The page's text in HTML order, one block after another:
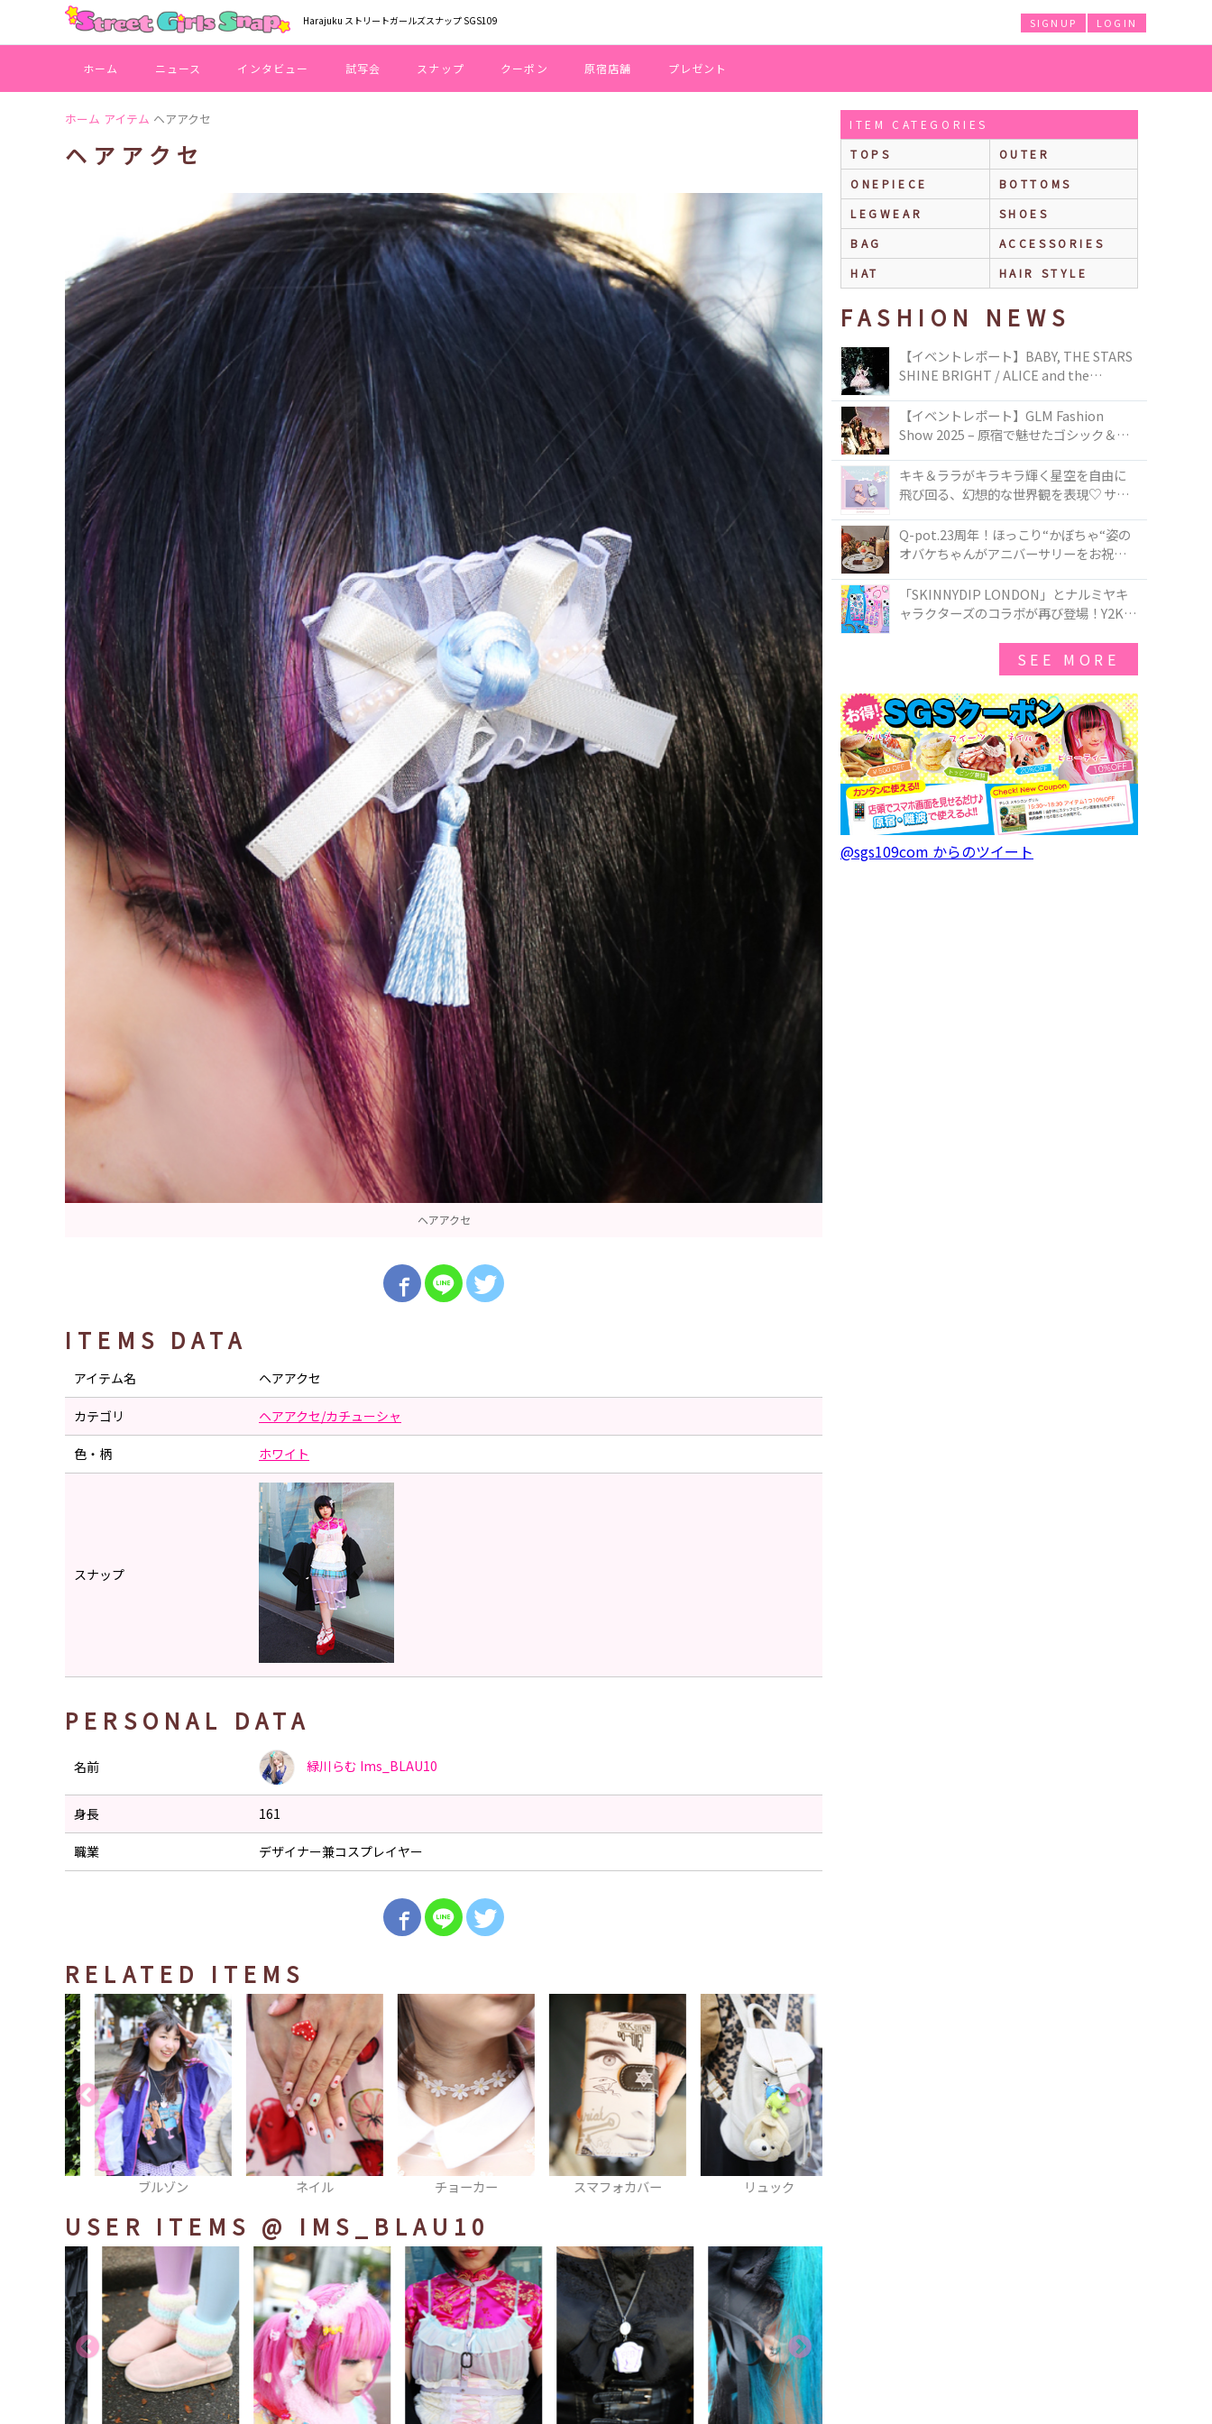
Harajuku ストリートガールズスナップ SGS109 LOGIN
SIGNUP
ホーム ニュース インタビュー 試写会 スナップ クーポン 原宿店舗 プレゼント
ホーム アイテム ヘアアクセ
ヘアアクセ
ヘアアクセ
ITEMS DATA
アイテム名 ヘアアクセ
カテゴリ ヘアアクセ/カチューシャ
色・柄 ホワイト
スナップ
PERSONAL DATA
名前 緑川らむ Ims_BLAU10
身長 161
職業 デザイナー兼コスプレイヤー
RELATED ITEMS
ブルゾン ネイル チョーカー スマフォカバー リュック
USER ITEMS @ IMS_BLAU10
ITEM CATEGORIES
TOPS
OUTER
ONEPIECE
BOTTOMS
LEGWEAR
SHOES
BAG
ACCESSORIES
HAT
HAIR STYLE
FASHION NEWS
【イベントレポート】BABY, THE STARS
SHINE BRIGHT / ALICE and the
TOKYO
【イベントレポート】GLM Fashion
Show 2025 – 原宿で魅せたゴシック＆ロ
キキ＆ララがキラキラ輝く星空を自由に
飛び回る、幻想的な世界観を表現♡ サマ
50周年アニバーサリーイヤー』を記念し
たコレクションが登場
Q-pot.23周年！ほっこり“かぼちゃ“姿の
オバケちゃんがアニバーサリーをお祝い
ー」が新発売！Q-pot CAFE.では「かぼち
ゃのオバケーキプレート」も登場
「SKINNYDIP LONDON」とナルミヤキ
ャラクターズのコラボが再び登場！Y2Kム
SEE MORE
@sgs109com からのツイート